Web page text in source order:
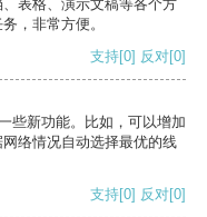
表格、演示文稿等各个方
，非常方便。
支持[0] 反对[0]
些新功能。比如，可以增加
络情况自动选择最优的线
支持[0] 反对[0]